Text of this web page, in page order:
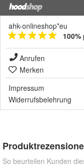
ahk-onlineshop*eu
Anrufen
Merken
Impressum
Widerrufsbelehrung
So beurteilen Kunden